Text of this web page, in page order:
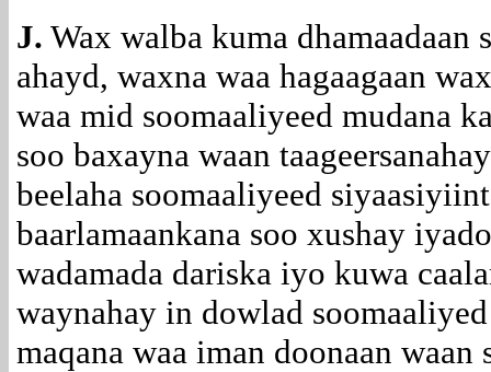
J. Wax walba kuma dhamaadaan
ahayd, waxna waa hagaagaan
waa mid soomaaliyeed mudana
soo baxayna waan
beelaha soomaaliyeed
baarlamaankana soo xushay
wadamada dariska iyo kuwa
waynahay in dowlad
maqana waa iman doonaan waan